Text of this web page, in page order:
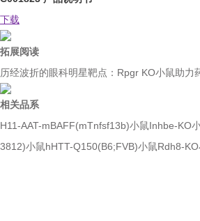
下载
拓展阅读
历经波折的眼科明星靶点：Rpgr KO小鼠助力
相关品系
H11-AAT-mBAFF(mTnfsf13b)小鼠Inhbe-KO
3812)小鼠hHTT-Q150(B6;FVB)小鼠Rdh8-